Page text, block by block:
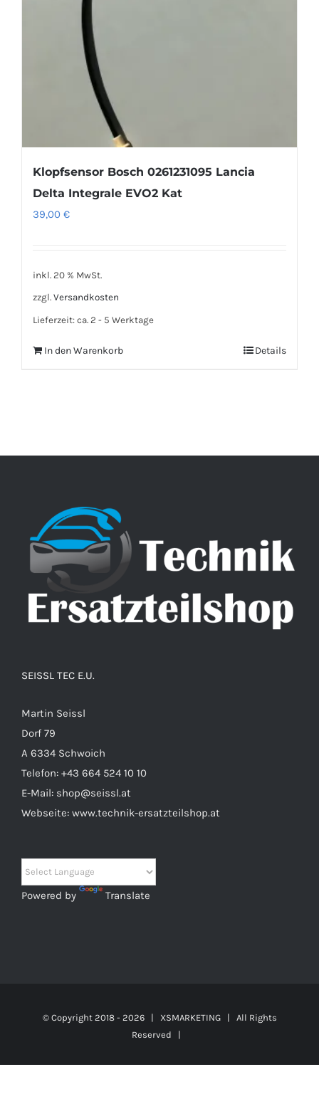
Klopfsensor Bosch 0261231095 Lancia
Delta Integrale EVO2 Kat
39,00 €
inkl. 20 % MwSt.
zzgl. Versandkosten
Lieferzeit: ca. 2 - 5 Werktage
In den Warenkorb Details
SEISSL TEC E.U.
Martin Seissl
Dorf 79
A 6334 Schwoich
Telefon: +43 664 524 10 10
E-Mail: shop@seissl.at
Webseite: www.technik-ersatzteilshop.at
Powered by Translate
© Copyright 2018 - 2026 | XSMARKETING| All Rights
Reserved |